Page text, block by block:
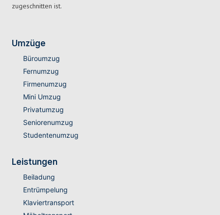
zugeschnitten ist.
Umzüge
Büroumzug
Fernumzug
Firmenumzug
Mini Umzug
Privatumzug
Seniorenumzug
Studentenumzug
Leistungen
Beiladung
Entrümpelung
Klaviertransport